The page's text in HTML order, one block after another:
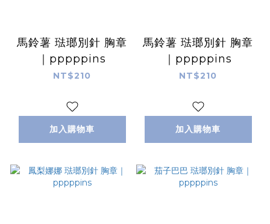
馬鈴薯 琺瑯別針 胸章
｜pppppins
NT$210
加入購物車
馬鈴薯 琺瑯別針 胸章
｜pppppins
NT$210
加入購物車